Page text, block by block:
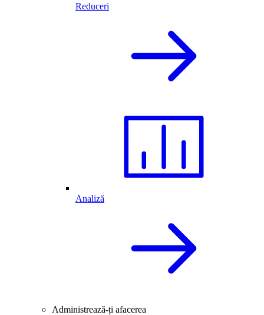
Reduceri
Analiză
Administrează-ți afacerea